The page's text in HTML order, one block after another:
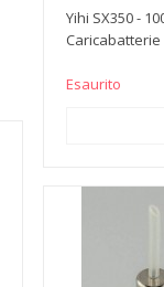
Yihi SX350 -
Caricabatterie
Esaurito